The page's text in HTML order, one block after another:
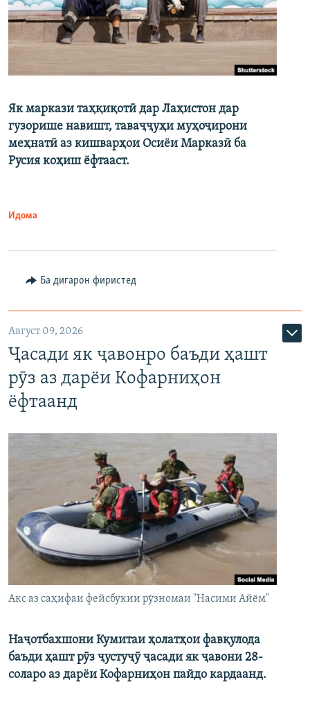
Як маркази таҳқиқотӣ дар Лаҳистон дар
гузорише навишт, таваҷҷуҳи муҳоҷирони
меҳнатӣ аз кишварҳои Осиёи Марказӣ ба
Русия коҳиш ёфтааст.
Идома
Ба дигарон фиристед
Август 09, 2026
Ҷасади як ҷавонро баъди ҳашт
рӯз аз дарёи Кофарниҳон
ёфтаанд
Акс аз саҳифаи фейсбукии рӯзномаи "Насими Айём"
Наҷотбахшони Кумитаи ҳолатҳои фавқулода
баъди ҳашт рӯз ҷустуҷӯ ҷасади як ҷавони 28-
соларо аз дарёи Кофарниҳон пайдо кардаанд.